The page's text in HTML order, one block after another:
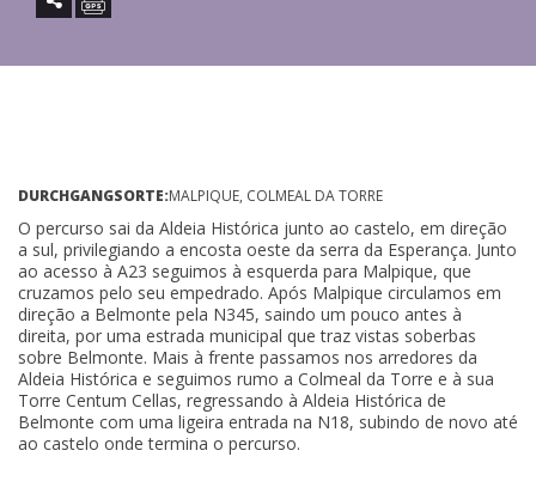
DURCHGANGSORTE:MALPIQUE, COLMEAL DA TORRE
O percurso sai da Aldeia Histórica junto ao castelo, em direção
a sul, privilegiando a encosta oeste da serra da Esperança. Junto
ao acesso à A23 seguimos à esquerda para Malpique, que
cruzamos pelo seu empedrado. Após Malpique circulamos em
direção a Belmonte pela N345, saindo um pouco antes à
direita, por uma estrada municipal que traz vistas soberbas
sobre Belmonte. Mais à frente passamos nos arredores da
Aldeia Histórica e seguimos rumo a Colmeal da Torre e à sua
Torre Centum Cellas, regressando à Aldeia Histórica de
Belmonte com uma ligeira entrada na N18, subindo de novo até
ao castelo onde termina o percurso.